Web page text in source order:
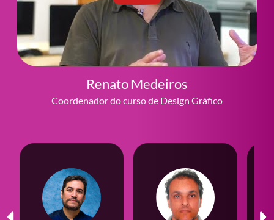
Renato Medeiros
Coordenador do curso